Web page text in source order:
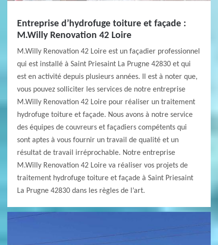
Entreprise d’hydrofuge toiture et façade :
M.Willy Renovation 42 Loire
M.Willy Renovation 42 Loire est un façadier professionnel
qui est installé à Saint Priesaint La Prugne 42830 et qui
est en activité depuis plusieurs années. Il est à noter que,
vous pouvez solliciter les services de notre entreprise
M.Willy Renovation 42 Loire pour réaliser un traitement
hydrofuge toiture et façade. Nous avons à notre service
des équipes de couvreurs et façadiers compétents qui
sont aptes à vous fournir un travail de qualité et un
résultat de travail irréprochable. Notre entreprise
M.Willy Renovation 42 Loire va réaliser vos projets de
traitement hydrofuge toiture et façade à Saint Priesaint
La Prugne 42830 dans les règles de l’art.